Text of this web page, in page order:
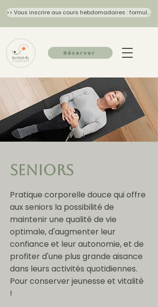
>> Vous inscrire aux cours hebdomadaires : formulaire 2026/27
Réserver
Seniors
Pratique corporelle douce qui offre
aux seniors la possibilité de
maintenir une qualité de vie
optimale, d'augmenter leur
confiance et leur autonomie, et de
profiter d'une plus grande aisance
dans leurs activités quotidiennes.
Pour conserver jeunesse et vitalité
!